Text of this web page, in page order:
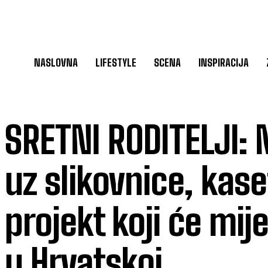
NASLOVNA LIFESTYLE SCENA INSPIRACIJA
SRETNI
uz slikovnice,
projekt koji će